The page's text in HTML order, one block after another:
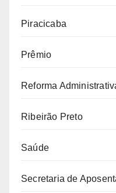
Piracicaba
Prêmio
Reforma
Ribeirão Preto
Saúde
Secretaria de